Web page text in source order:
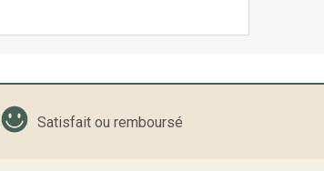
Satisfait ou remboursé